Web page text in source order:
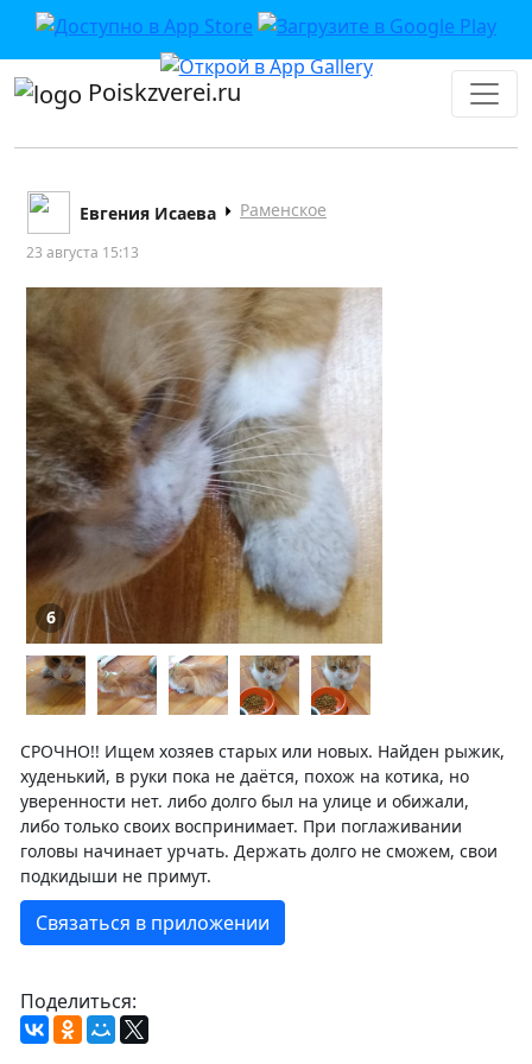
Poiskzverei.ru
Евгения Исаева Раменское
23 августа 15:13
6
СРОЧНО!! Ищем хозяев старых или новых. Найден рыжик,
худенький, в руки пока не даётся, похож на котика, но
уверенности нет. либо долго был на улице и обижали,
либо только своих воспринимает. При поглаживании
головы начинает урчать. Держать долго не сможем, свои
подкидыши не примут.
Связаться в приложении
Поделиться: